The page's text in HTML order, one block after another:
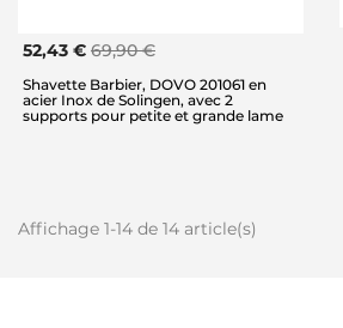
52,43 € 69,90 €
Shavette Barbier, DOVO 201061 en
acier Inox de Solingen, avec 2
supports pour petite et grande lame
Affichage 1-14 de 14 article(s)